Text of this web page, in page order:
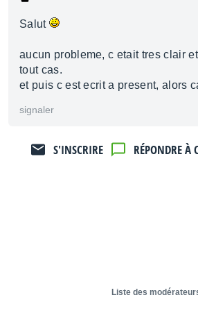
Salut
aucun probleme, c etait tres clair
tout cas.
et puis c est ecrit a present, alors
signaler
RÉPONDRE À
S'INSCRIRE
Liste des